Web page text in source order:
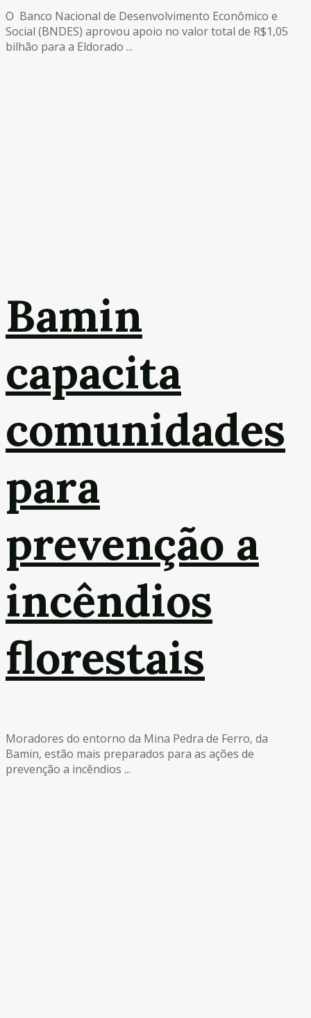
O Banco Nacional de Desenvolvimento Econômico e
Social (BNDES) aprovou apoio no valor total de R$1,05
bilhão para a Eldorado ...
Bamin
capacita
comunidades
para
prevenção a
incêndios
florestais
Moradores do entorno da Mina Pedra de Ferro, da
Bamin, estão mais preparados para as ações de
prevenção a incêndios ...